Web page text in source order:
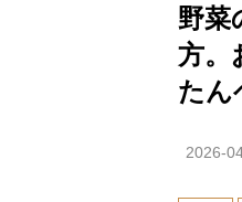
野菜
方。
たん
2026-